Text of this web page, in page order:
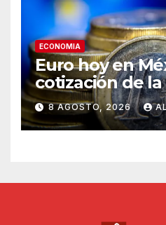
ECONOMIA
Euro hoy en
cotización de
sábado 8 de
8 AGOSTO, 2026